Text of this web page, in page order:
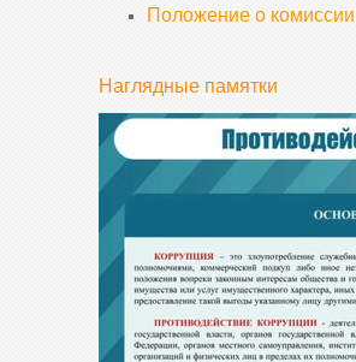
Положение о
Наглядные памятки